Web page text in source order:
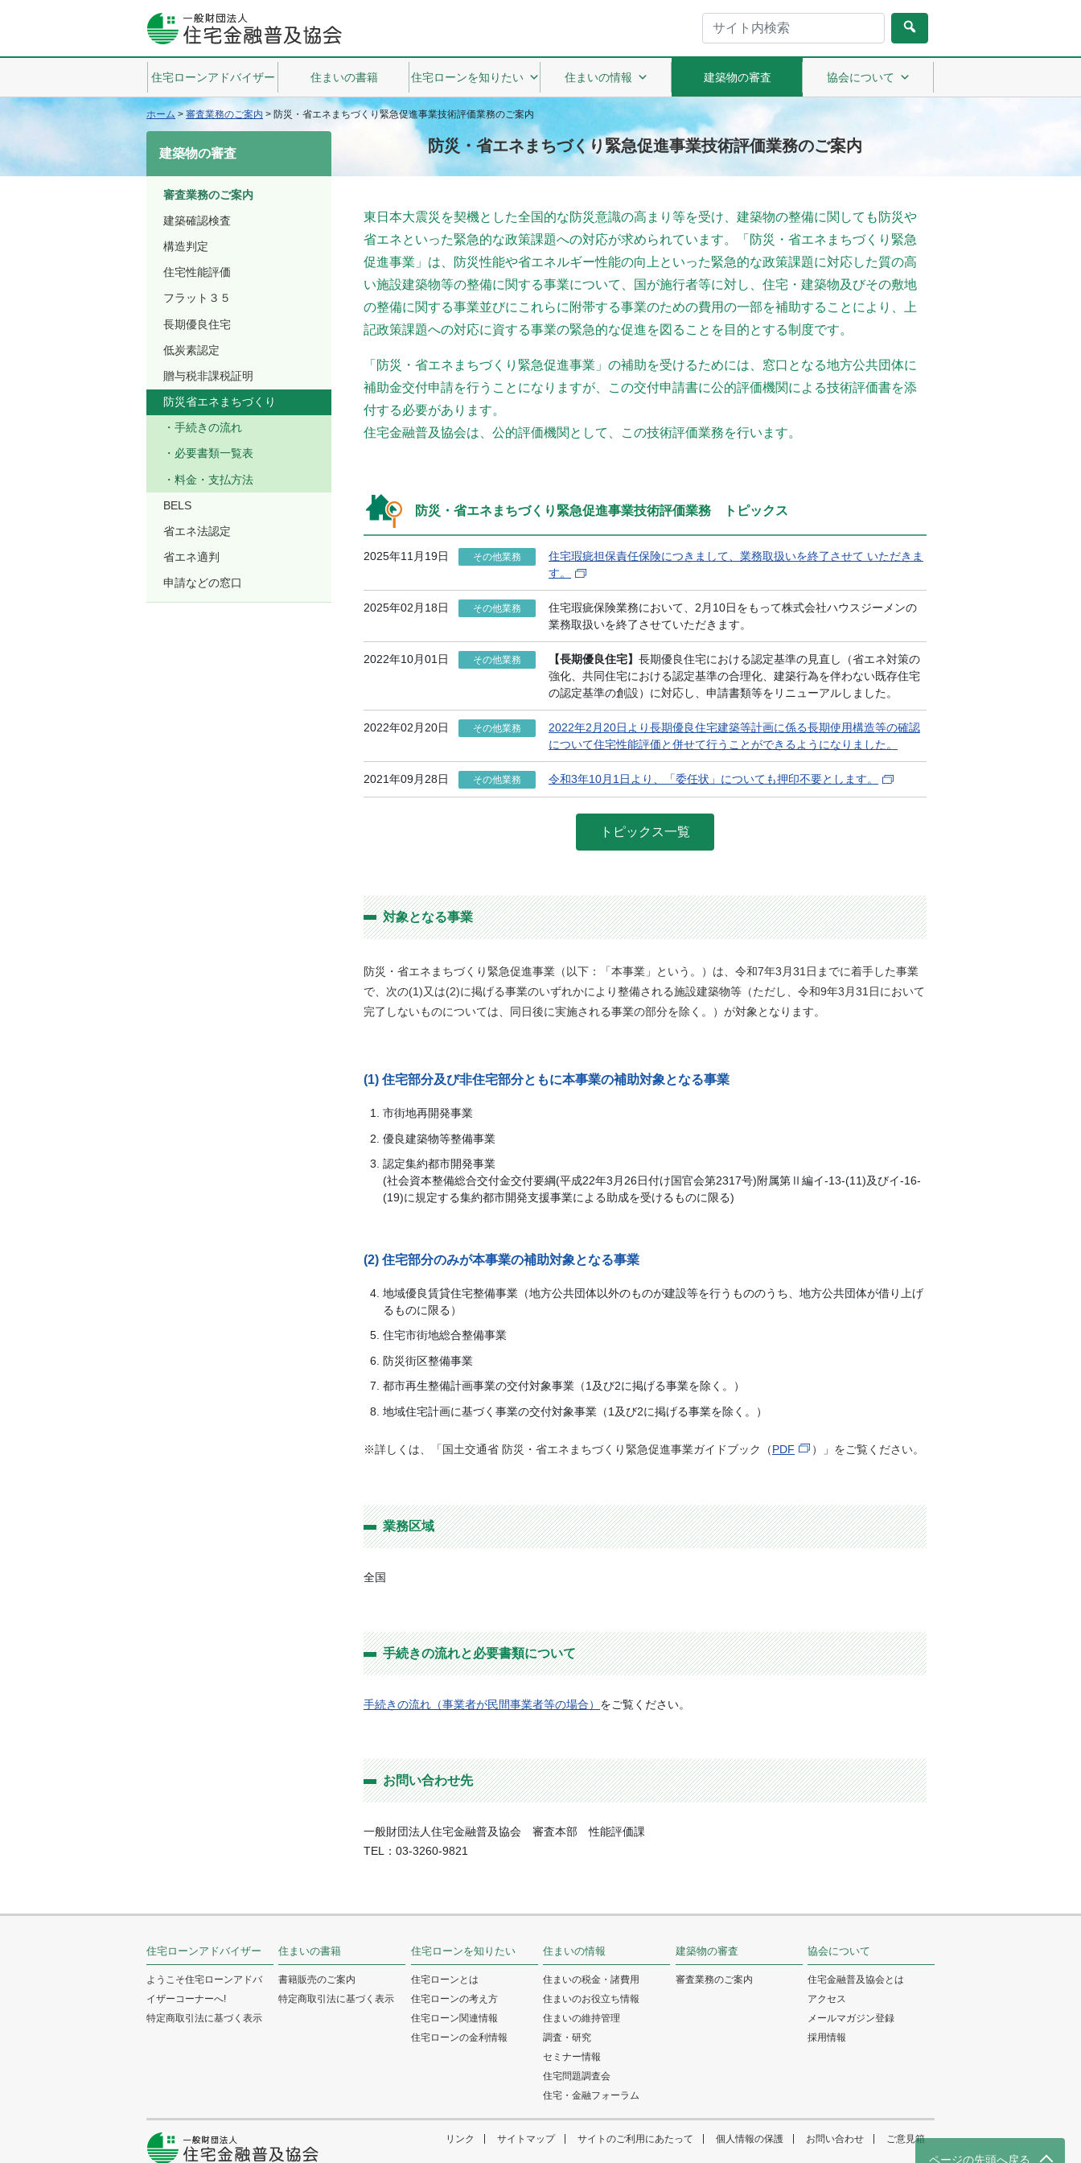
住宅ローンアドバイザー 住まいの書籍 住宅ローンを知りたい 住まいの情報 建築物の審査 協会について
ホーム > 審査業務のご案内 > 防災・省エネまちづくり緊急促進事業技術評価業務のご案内
防災・省エネまちづくり緊急促進事業技術評価業務のご案内
東日本大震災を契機とした全国的な防災意識の高まり等を受け、建築物の整備に関しても防災や
省エネといった緊急的な政策課題への対応が求められています。「防災・省エネまちづくり緊急
促進事業」は、防災性能や省エネルギー性能の向上といった緊急的な政策課題に対応した質の高
い施設建築物等の整備に関する事業について、国が施行者等に対し、住宅・建築物及びその敷地
の整備に関する事業並びにこれらに附帯する事業のための費用の一部を補助することにより、上
記政策課題への対応に資する事業の緊急的な促進を図ることを目的とする制度です。
「防災・省エネまちづくり緊急促進事業」の補助を受けるためには、窓口となる地方公共団体に
補助金交付申請を行うことになりますが、この交付申請書に公的評価機関による技術評価書を添
付する必要があります。
住宅金融普及協会は、公的評価機関として、この技術評価業務を行います。
防災・省エネまちづくり緊急促進事業技術評価業務 トピックス
2025年11月19日 その他業務
住宅瑕疵担保責任保険につきまして、業務取扱いを終了させて いただきま
す。
2025年02月18日 その他業務
住宅瑕疵保険業務において、2月10日をもって株式会社ハウスジーメンの
業務取扱いを終了させていただきます。
2022年10月01日 その他業務 【長期優良住宅】 長期優良住宅における認定基準の見直し（省エネ対策の
強化、共同住宅における認定基準の合理化、建築行為を伴わない既存住宅
の認定基準の創設）に対応し、申請書類等をリニューアルしました。
2022年02月20日 その他業務
2022年2月20日より長期優良住宅建築等計画に係る長期使用構造等の確認
について住宅性能評価と併せて行うことができるようになりました。
2021年09月28日 その他業務 令和3年10月1日より、「委任状」についても押印不要とします。
トピックス一覧
対象となる事業
防災・省エネまちづくり緊急促進事業（以下：「本事業」という。）は、令和7年3月31日までに着手した事業
で、次の(1)又は(2)に掲げる事業のいずれかにより整備される施設建築物等（ただし、令和9年3月31日において
完了しないものについては、同日後に実施される事業の部分を除く。）が対象となります。
(1) 住宅部分及び非住宅部分ともに本事業の補助対象となる事業
市街地再開発事業
優良建築物等整備事業
認定集約都市開発事業
(社会資本整備総合交付金交付要綱(平成22年3月26日付け国官会第2317号)附属第Ⅱ編イ-13-(11)及びイ-16-
(19)に規定する集約都市開発支援事業による助成を受けるものに限る)
(2) 住宅部分のみが本事業の補助対象となる事業
地域優良賃貸住宅整備事業（地方公共団体以外のものが建設等を行うもののうち、地方公共団体が借り上げ
るものに限る）
住宅市街地総合整備事業
防災街区整備事業
都市再生整備計画事業の交付対象事業（1及び2に掲げる事業を除く。）
地域住宅計画に基づく事業の交付対象事業（1及び2に掲げる事業を除く。）
※詳しくは、「国土交通省 防災・省エネまちづくり緊急促進事業ガイドブック（PDF ）」をご覧ください。
業務区域
全国
手続きの流れと必要書類について
手続きの流れ（事業者が民間事業者等の場合） をご覧ください。
お問い合わせ先
一般財団法人住宅金融普及協会 審査本部 性能評価課
TEL：03-3260-9821
建築物の審査
審査業務のご案内
建築確認検査
構造判定
住宅性能評価
フラット３５
長期優良住宅
低炭素認定
贈与税非課税証明
防災省エネまちづくり
手続きの流れ
必要書類一覧表
料金・支払方法
BELS
省エネ法認定
省エネ適判
申請などの窓口
住宅ローンアドバイザー
ようこそ住宅ローンアドバ
イザーコーナーへ!
特定商取引法に基づく表示
住まいの書籍
書籍販売のご案内
特定商取引法に基づく表示
住宅ローンを知りたい
住宅ローンとは
住宅ローンの考え方
住宅ローン関連情報
住宅ローンの金利情報
住まいの情報
住まいの税金・諸費用
住まいのお役立ち情報
住まいの維持管理
調査・研究
セミナー情報
住宅問題調査会
住宅・金融フォーラム
建築物の審査
審査業務のご案内
協会について
住宅金融普及協会とは
アクセス
メールマガジン登録
採用情報
リンク サイトマップ サイトのご利用にあたって 個人情報の保護 お問い合わせ ご意見箱